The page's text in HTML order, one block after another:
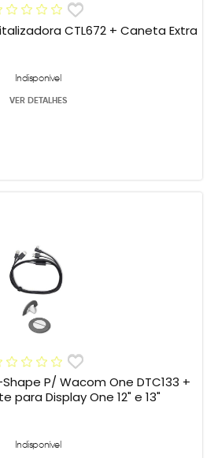
CTL672 + Caneta Extra
Indisponível
VER DETALHES
P/ Wacom One DTC133 +
para Display One 12" e 13"
Indisponível